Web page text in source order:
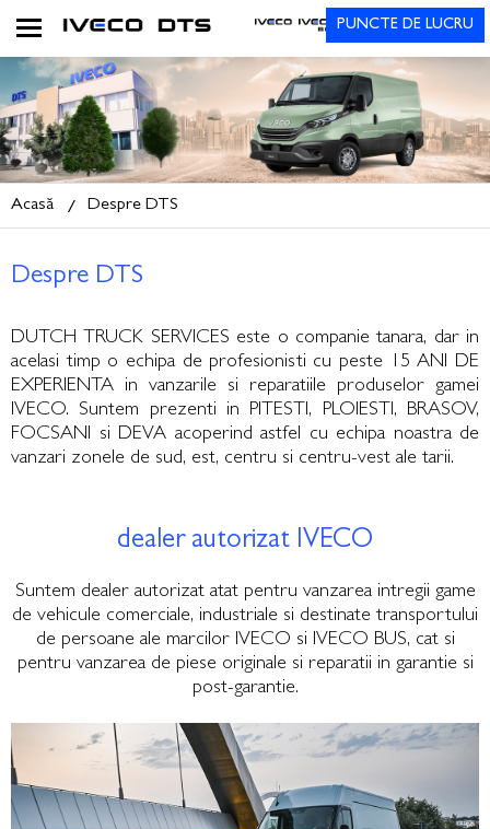
PUNCTE DE LUCRU
Acasă Despre DTS
Despre DTS
DUTCH TRUCK SERVICES este o companie tanara, dar in
acelasi timp o echipa de profesionisti cu peste 15 ANI DE
EXPERIENTA in vanzarile si reparatiile produselor gamei
IVECO. Suntem prezenti in PITESTI, PLOIESTI, BRASOV,
FOCSANI si DEVA acoperind astfel cu echipa noastra de
vanzari zonele de sud, est, centru si centru-vest ale tarii.
dealer autorizat IVECO
Suntem dealer autorizat atat pentru vanzarea intregii game
de vehicule comerciale, industriale si destinate transportului
de persoane ale marcilor IVECO si IVECO BUS, cat si
pentru vanzarea de piese originale si reparatii in garantie si
post-garantie.